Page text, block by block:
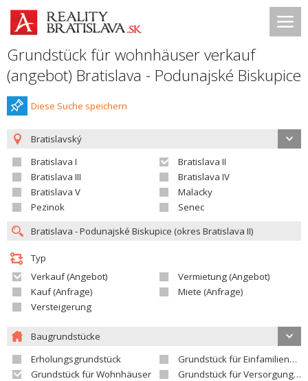
Grundstück für wohnhäuser verkauf
(angebot) Bratislava - Podunajské Biskupice
Diese Suche speichern
Bratislavský
Bratislava I
Bratislava II
Bratislava III
Bratislava IV
Bratislava V
Malacky
Pezinok
Senec
Typ
Verkauf (Angebot)
Vermietung (Angebot)
Kauf (Anfrage)
Miete (Anfrage)
Versteigerung
Baugrundstücke
Erholungsgrundstück
Grundstück für Einfamilienhäuser
Grundstück für Wohnhäuser
Grundstück für Versorgungseinrichtungen